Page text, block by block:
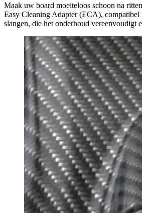
Maak uw board moeiteloos schoon na
Easy Cleaning Adapter (ECA),
slangen, die het onderhoud vereenvoudigt